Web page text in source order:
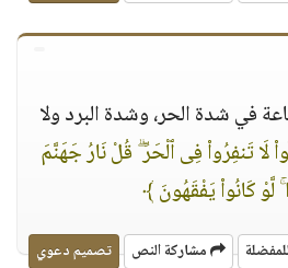
في شدة الحر، وشدة البرد ولا
لَا تَنفِرُوا۟ فِى ٱلْحَرِّ ۗ قُلْ نَارُ جَهَنَّمَ
كَانُوا۟ يَفْقَهُونَ ﴾
مشاركة النص تصميم دعوي